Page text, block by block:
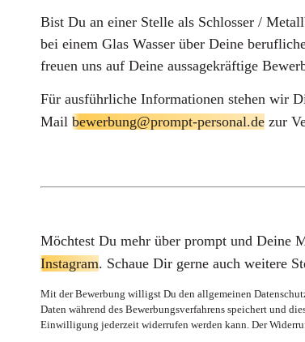
Bist Du an einer Stelle als Schlosser /
bei einem Glas Wasser über Deine
freuen uns auf Deine aussagekräftige
Für ausführliche Informationen stehen wir
Mail bewerbung@prompt-personal.de zur
Möchtest Du mehr über prompt und Deine
Instagram. Schaue Dir gerne auch weitere
Mit der Bewerbung willigst Du den allgemeinen
Daten während des Bewerbungsverfahrens speichert und
Einwilligung jederzeit widerrufen werden kann. Der